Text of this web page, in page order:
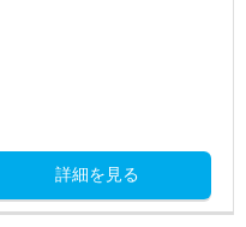
詳細を見る